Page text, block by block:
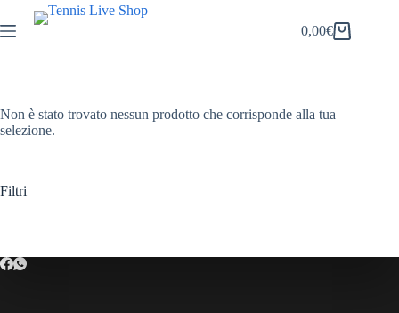
al
contenuto
Carrello
0,00€
Non è stato trovato nessun prodotto che corrisponde alla tua
selezione.
Filtri